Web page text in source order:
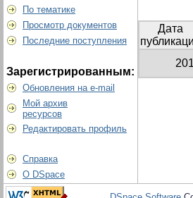
По тематике
Просмотр документов
Последние поступления
Зарегистрированным:
Обновления на e-mail
Мой архив
ресурсов
Редактировать профиль
Справка
О DSpace
Дата